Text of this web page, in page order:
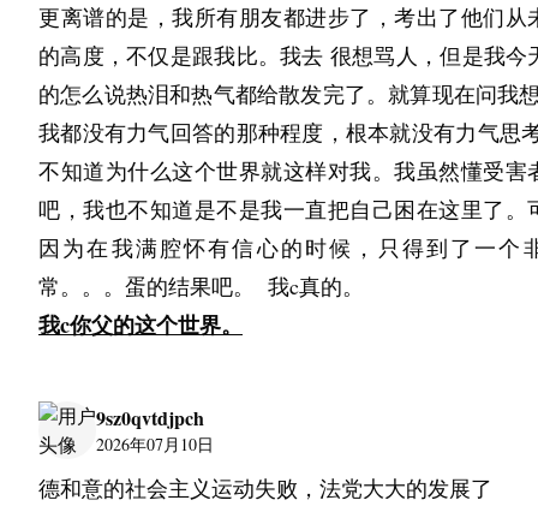
更离谱的是，我所有朋友都进步了，考出了他们从
的高度，不仅是跟我比。我去 很想骂人，但是我今
的怎么说热泪和热气都给散发完了。就算现在问我
我都没有力气回答的那种程度，根本就没有力气思
不知道为什么这个世界就这样对我。我虽然懂受害
吧，我也不知道是不是我一直把自己困在这里了。
因为在我满腔怀有信心的时候，只得到了一个
常。。。蛋的结果吧。  我c真的。
我c你父的这个世界。
9sz0qvtdjpch
2026年07月10日
德和意的社会主义运动失败，法党大大的发展了